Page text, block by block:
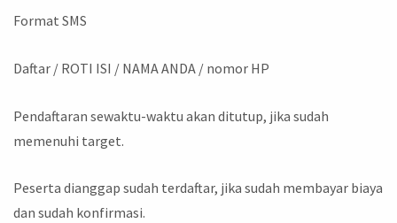
Format SMS
Daftar / ROTI ISI / NAMA ANDA / nomor HP
Pendaftaran sewaktu-waktu akan ditutup, jika sudah
memenuhi target.
Peserta dianggap sudah terdaftar, jika sudah membayar biaya
dan sudah konfirmasi.